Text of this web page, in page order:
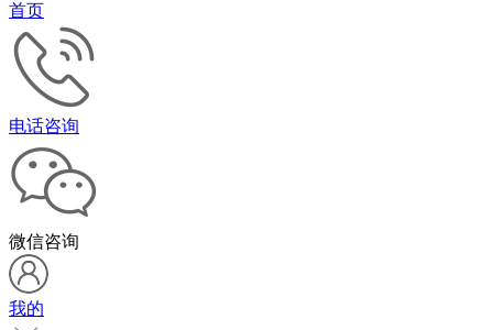
首页
电话咨询
微信咨询
我的